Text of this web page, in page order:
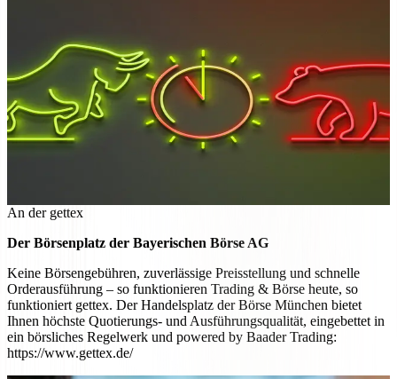
An der gettex
Der Börsenplatz der Bayerischen Börse AG
Keine Börsengebühren, zuverlässige Preisstellung und schnelle
Orderausführung – so funktionieren Trading & Börse heute, so
funktioniert gettex. Der Handelsplatz der Börse München bietet
Ihnen höchste Quotierungs- und Ausführungsqualität, eingebettet in
ein börsliches Regelwerk und powered by Baader Trading:
https://www.gettex.de/